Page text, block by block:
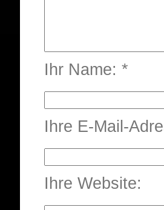
Ihr Name: *
Ihre E-Mail-
Ihre Website: